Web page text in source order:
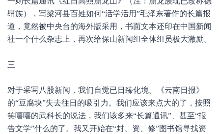
昂族），写梁河县百姓如何“活学活用”毛泽东著作的长篇报
道，竟然被中央台的海外版采用，书面文本还印在中国新闻
社一个什么杂志上，再次给保山新闻组全体组员极大激励。
三
对于采写八股新闻，我们自觉已日臻化境。《云南日报》
的“豆腐块”失去往日的吸引力。我们应该来点大的了，按照
笑嘻嘻的武科长的说法，我们该多来“长篇通讯”、甚至“报
告文学”什么的了。我又开始在“封、资、修”图书馆寻找资